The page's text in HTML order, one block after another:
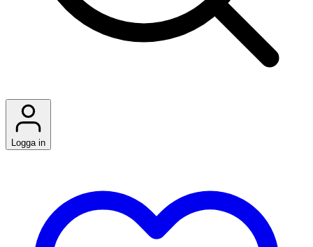
Logga in